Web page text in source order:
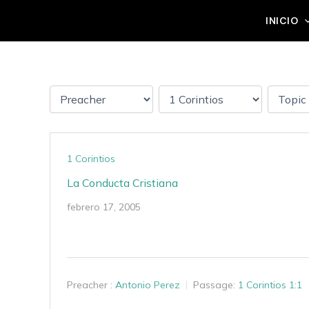
contenido
INICIO
1 Corintios
La Conducta Cristiana
febrero 17, 2005
Preacher : Antonio Perez Passage: 1 Corintios 1:1